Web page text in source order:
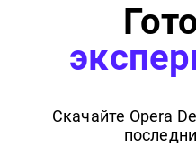
Скачайте Opera